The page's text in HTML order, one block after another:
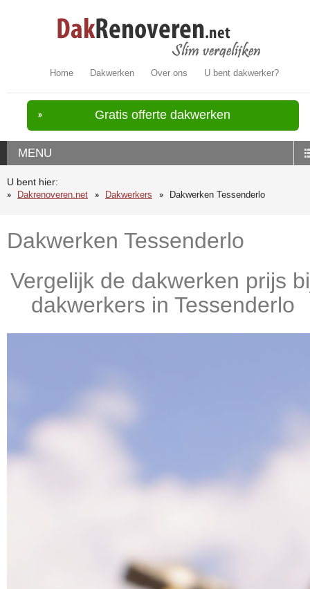
Home Dakwerken Over ons U bent dakwerker?
Gratis offerte dakwerken
MENU
U bent hier:
Dakrenoveren.net
Dakwerkers Dakwerken Tessenderlo
Dakwerken Tessenderlo
Vergelijk de dakwerken prijs
dakwerkers in Tessenderlo